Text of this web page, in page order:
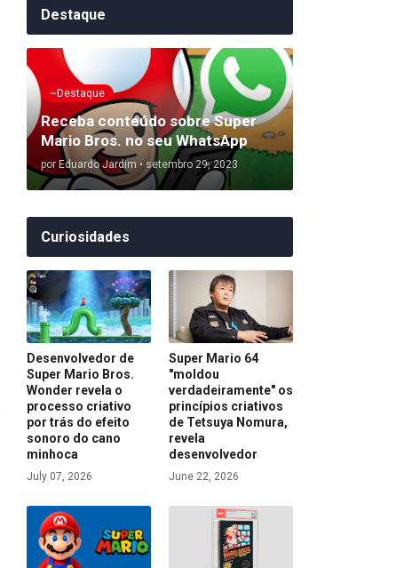
Destaque
~Destaque
Receba conteúdo sobre Super
Mario Bros. no seu WhatsApp
por Eduardo Jardim • setembro 29, 2023
Curiosidades
Desenvolvedor de
Super Mario Bros.
Wonder revela o
processo criativo
por trás do efeito
sonoro do cano
minhoca
July 07, 2026
Super Mario 64
"moldou
verdadeiramente" os
princípios criativos
de Tetsuya Nomura,
revela
desenvolvedor
June 22, 2026